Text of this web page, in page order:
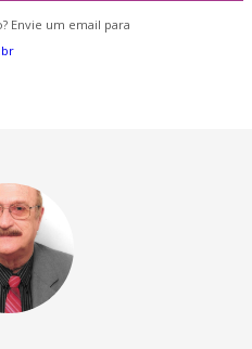
Envie um email para